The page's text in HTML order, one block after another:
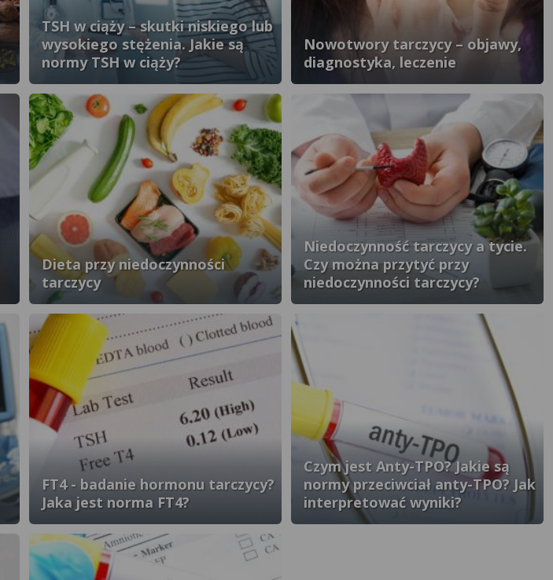
TSH w ciąży – skutki niskiego lub
wysokiego stężenia. Jakie są
normy TSH w ciąży?
Nowotwory tarczycy – objawy,
diagnostyka, leczenie
Dieta przy niedoczynności
tarczycy
Niedoczynność tarczycy a tycie.
Czy można przytyć przy
niedoczynności tarczycy?
FT4 - badanie hormonu tarczycy?
Jaka jest norma FT4?
Czym jest Anty-TPO? Jakie są
normy przeciwciał anty-TPO? Jak
interpretować wyniki?